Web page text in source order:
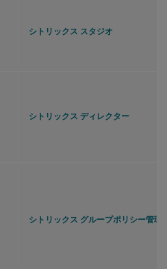
シトリックス スタジオ
シトリックス ディレクター
シトリックス グループポリシー管理